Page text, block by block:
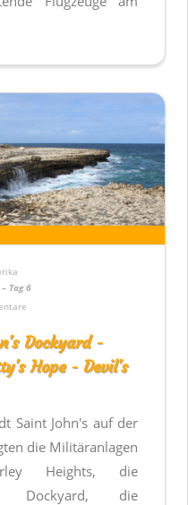
Tag 6
Dockyard -
Hope - Devil's
Saint John's auf der
die Militäranlagen
Heights, die
Dockyard, die